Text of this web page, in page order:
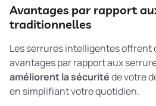
Avantages par rapport
traditionnelles
Les serrures intelligentes offrent
avantages par rapport aux
améliorent la sécuritéde votre
en simplifiant votre quotidien.